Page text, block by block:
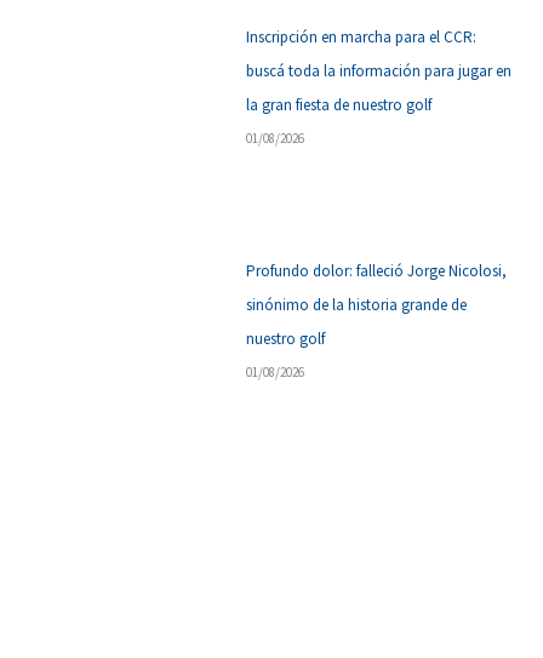
Inscripción en marcha para el CCR:
buscá toda la información para jugar en
la gran fiesta de nuestro golf
01/08/2026
Profundo dolor: falleció Jorge Nicolosi,
sinónimo de la historia grande de
nuestro golf
01/08/2026